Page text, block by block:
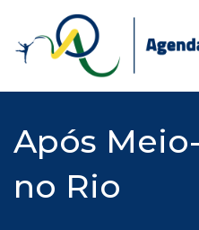
content
Após
no Rio